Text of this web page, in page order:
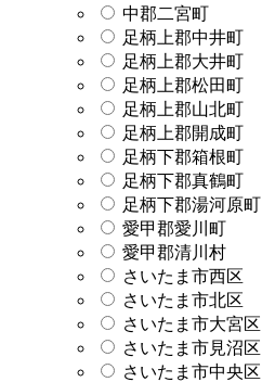
中郡二宮町
足柄上郡中井町
足柄上郡大井町
足柄上郡松田町
足柄上郡山北町
足柄上郡開成町
足柄下郡箱根町
足柄下郡真鶴町
足柄下郡湯河原町
愛甲郡愛川町
愛甲郡清川村
さいたま市西区
さいたま市北区
さいたま市大宮区
さいたま市見沼区
さいたま市中央区